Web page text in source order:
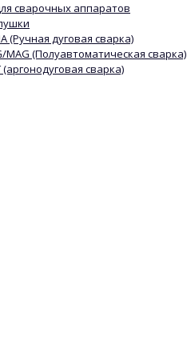
сварочных аппаратов
(Ручная дуговая сварка)
MAG (Полуавтоматическая сварка)
сварка)